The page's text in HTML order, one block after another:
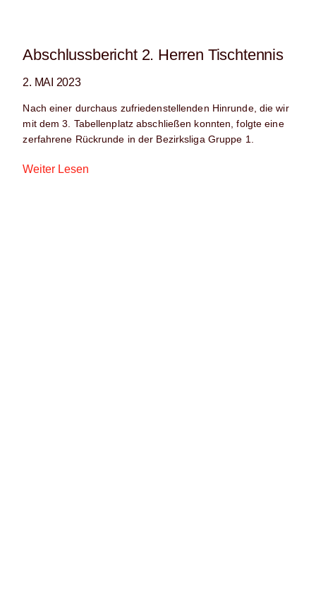
Abschlussbericht 2. Herren Tischtennis
2. MAI 2023
Nach einer durchaus zufriedenstellenden Hinrunde, die wir
mit dem 3. Tabellenplatz abschließen konnten, folgte eine
zerfahrene Rückrunde in der Bezirksliga Gruppe 1.
Weiter Lesen